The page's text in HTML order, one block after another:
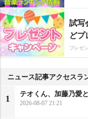
試写
どプ
プレゼ
ニュース記事アクセスラ
1
テオくん、加藤乃愛
2026-08-07 21:21